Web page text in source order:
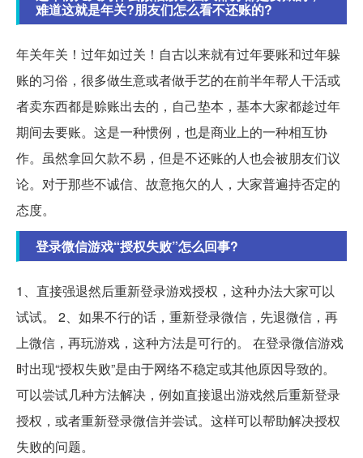
难道这就是年关?朋友们怎么看不还账的?
年关年关！过年如过关！自古以来就有过年要账和过年躲
账的习俗，很多做生意或者做手艺的在前半年帮人干活或
者卖东西都是赊账出去的，自己垫本，基本大家都趁过年
期间去要账。这是一种惯例，也是商业上的一种相互协
作。虽然拿回欠款不易，但是不还账的人也会被朋友们议
论。对于那些不诚信、故意拖欠的人，大家普遍持否定的
态度。
登录微信游戏“授权失败”怎么回事?
1、直接强退然后重新登录游戏授权，这种办法大家可以
试试。 2、如果不行的话，重新登录微信，先退微信，再
上微信，再玩游戏，这种方法是可行的。 在登录微信游戏
时出现“授权失败”是由于网络不稳定或其他原因导致的。
可以尝试几种方法解决，例如直接退出游戏然后重新登录
授权，或者重新登录微信并尝试。这样可以帮助解决授权
失败的问题。